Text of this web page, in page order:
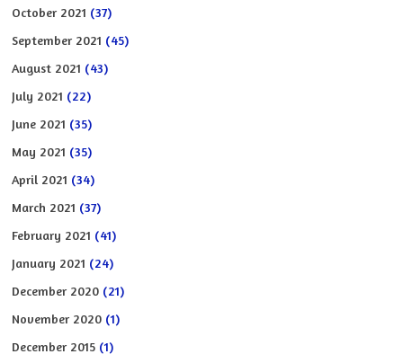
October 2021 (37)
September 2021 (45)
August 2021 (43)
July 2021 (22)
June 2021 (35)
May 2021 (35)
April 2021 (34)
March 2021 (37)
February 2021 (41)
January 2021 (24)
December 2020 (21)
November 2020 (1)
December 2015 (1)